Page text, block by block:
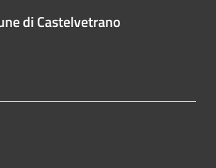
di Castelvetrano